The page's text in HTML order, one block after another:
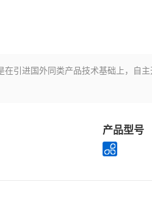
在引进国外同类产品技术基础上，自
产品型号